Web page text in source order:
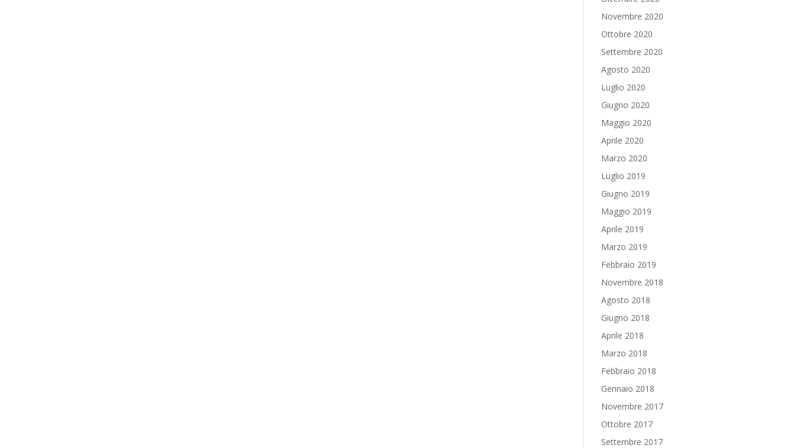
Novembre 2020
Ottobre 2020
Settembre 2020
Agosto 2020
Luglio 2020
Giugno 2020
Maggio 2020
Aprile 2020
Marzo 2020
Luglio 2019
Giugno 2019
Maggio 2019
Aprile 2019
Marzo 2019
Febbraio 2019
Novembre 2018
Agosto 2018
Giugno 2018
Aprile 2018
Marzo 2018
Febbraio 2018
Gennaio 2018
Novembre 2017
Ottobre 2017
Settembre 2017